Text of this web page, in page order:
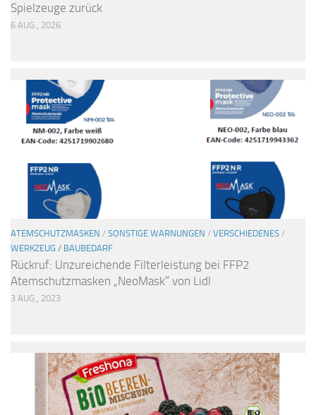
Spielzeuge zurück
6 AUG., 2026
ATEMSCHUTZMASKEN / SONSTIGE WARNUNGEN / VERSCHIEDENES /
WERKZEUG / BAUBEDARF
Rückruf: Unzureichende Filterleistung bei FFP2
Atemschutzmasken „NeoMask“ von Lidl
3 AUG., 2023